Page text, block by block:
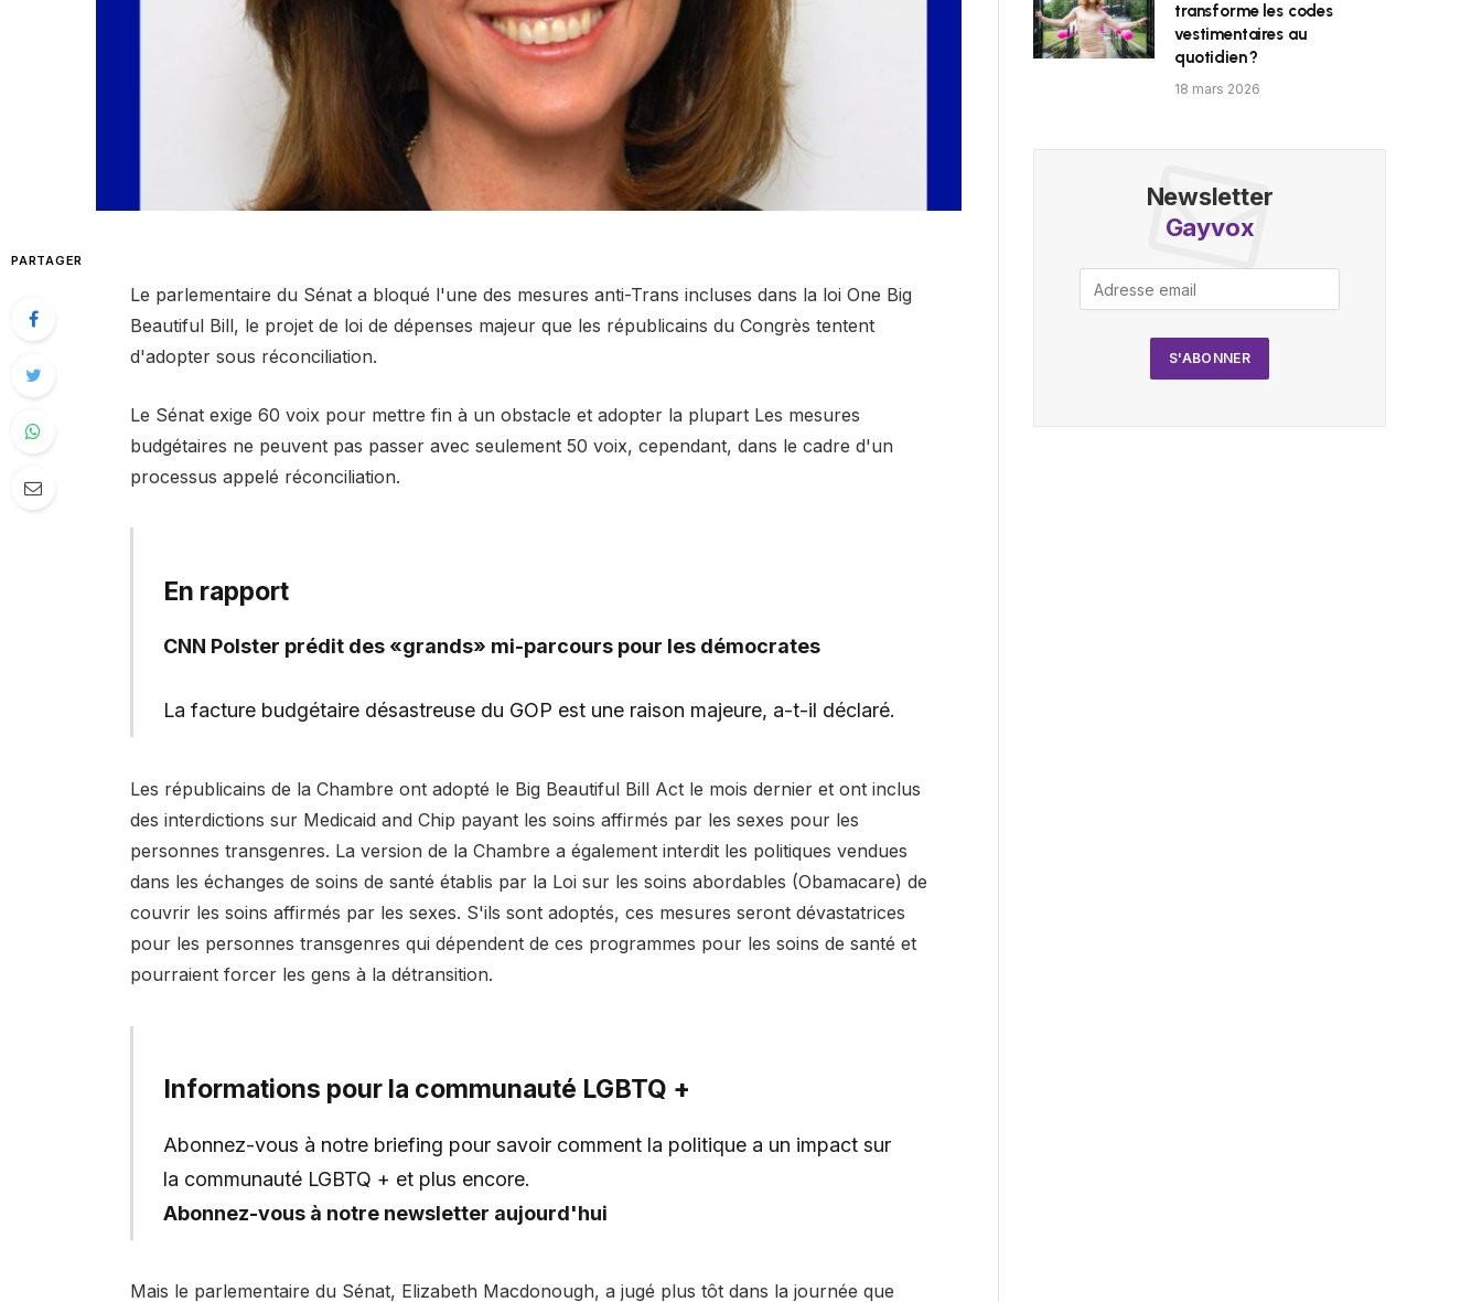
PARTAGER
Le parlementaire du Sénat a bloqué l'une des mesures anti-Trans incluses dans la loi One Big
Beautiful Bill, le projet de loi de dépenses majeur que les républicains du Congrès tentent
d'adopter sous réconciliation.
Le Sénat exige 60 voix pour mettre fin à un obstacle et adopter la plupart Les mesures
budgétaires ne peuvent pas passer avec seulement 50 voix, cependant, dans le cadre d'un
processus appelé réconciliation.
En rapport
CNN Polster prédit des «grands» mi-parcours pour les démocrates
La facture budgétaire désastreuse du GOP est une raison majeure, a-t-il déclaré.
Les républicains de la Chambre ont adopté le Big Beautiful Bill Act le mois dernier et ont inclus
des interdictions sur Medicaid and Chip payant les soins affirmés par les sexes pour les
personnes transgenres. La version de la Chambre a également interdit les politiques vendues
dans les échanges de soins de santé établis par la Loi sur les soins abordables (Obamacare) de
couvrir les soins affirmés par les sexes. S'ils sont adoptés, ces mesures seront dévastatrices
pour les personnes transgenres qui dépendent de ces programmes pour les soins de santé et
pourraient forcer les gens à la détransition.
Informations pour la communauté LGBTQ +
Abonnez-vous à notre briefing pour savoir comment la politique a un impact sur
la communauté LGBTQ + et plus encore.
Abonnez-vous à notre newsletter aujourd'hui
Mais le parlementaire du Sénat, Elizabeth Macdonough, a jugé plus tôt dans la journée que
transforme les codes
vestimentaires au
quotidien ?
18 mars 2026
Newsletter
Gayvox